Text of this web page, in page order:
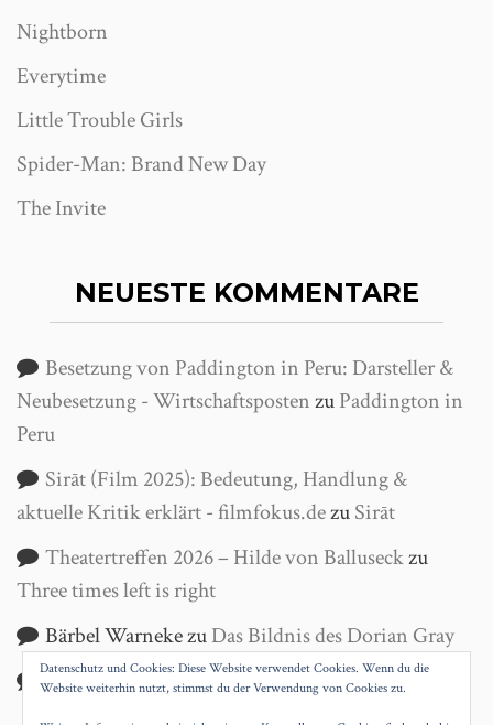
Nightborn
Everytime
Little Trouble Girls
Spider-Man: Brand New Day
The Invite
NEUESTE KOMMENTARE
Besetzung von Paddington in Peru: Darsteller &
Neubesetzung - WirtschaftspostenzuPaddington in
Peru
Sirāt (Film 2025): Bedeutung, Handlung &
aktuelle Kritik erklärt - filmfokus.dezuSirāt
Theatertreffen 2026 – Hilde von Balluseckzu
Three times left is right
Bärbel WarnekezuDas Bildnis des Dorian Gray
Helga WankezuAntigone
Datenschutz und Cookies: Diese Website verwendet Cookies. Wenn du die
Website weiterhin nutzt, stimmst du der Verwendung von Cookies zu.